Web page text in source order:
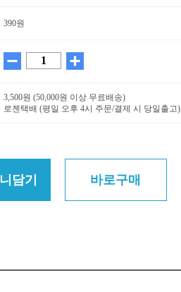
390원
3,500원 (50,000원 이상 무료배송)
로젠택배 (평일 오후 4시 주문/결제 시 당일출고)